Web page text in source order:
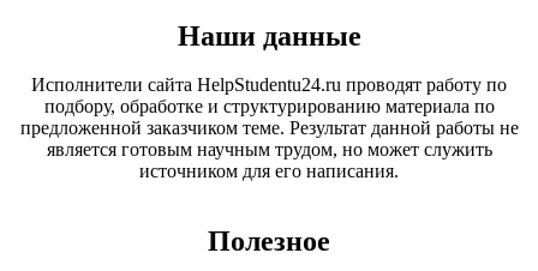
Наши данные
Исполнители сайта HelpStudentu24.ru проводят работу по
подбору, обработке и структурированию материала по
предложенной заказчиком теме. Результат данной работы не
является готовым научным трудом, но может служить
источником для его написания.
Полезное